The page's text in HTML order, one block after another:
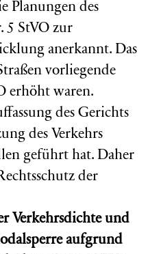
Planungen des
5 StVO zur
anerkannt. Das
vorliegende
erhöht waren.
des Gerichts
des Verkehrs
geführt hat. Daher
der
Verkehrsdichte und
aufgrund